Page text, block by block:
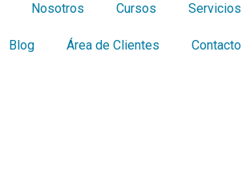
Nosotros Cursos Servicios
Blog Área de Clientes Contacto